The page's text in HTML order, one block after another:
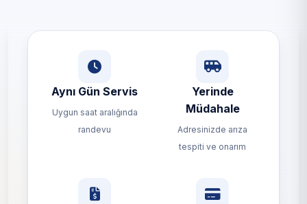
Aynı Gün Servis
Uygun saat aralığında
randevu
Yerinde
Müdahale
Adresinizde arıza
tespiti ve onarım